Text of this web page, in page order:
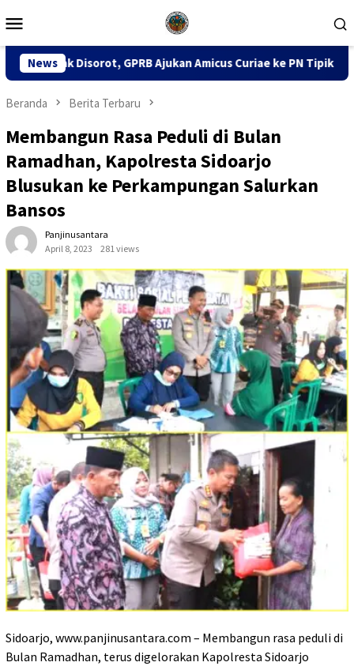
ke
Mobile
News
Ajukan Amicus Curiae ke PN Tipikor Surabaya 141
Beranda Berita Terbaru
Membangun Rasa Peduli di Bulan
Ramadhan, Kapolresta Sidoarjo
Blusukan ke Perkampungan Salurkan
Bansos
Panjinusantara
April 8, 2023
281 views
Sidoarjo, www.panjinusantara.com – Membangun rasa peduli di
Bulan Ramadhan, terus digelorakan Kapolresta Sidoarjo